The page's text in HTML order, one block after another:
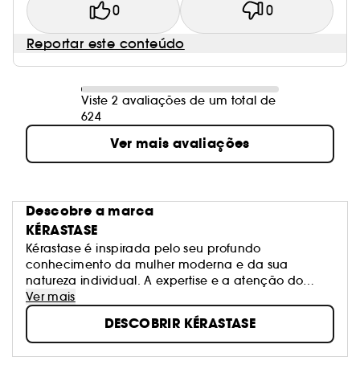
0 0
Reportar este conteúdo
Viste 2 avaliações de um total de
624
Ver mais avaliações
Descobre a marca
KÉRASTASE
Kérastase é inspirada pelo seu profundo
conhecimento da mulher moderna e da sua
natureza individual. A expertise e a atenção do
profissional são essenciais para solucionar todos os
fatores que podem afetar a saúde do teu cabelo e
transformá-lo num cabelo único e perfeito.
Kérastase cria produtos icónicos e inovadores, e
rituais personalizados para resultados perfeitos, para
Ver mais
DESCOBRIR KÉRASTASE